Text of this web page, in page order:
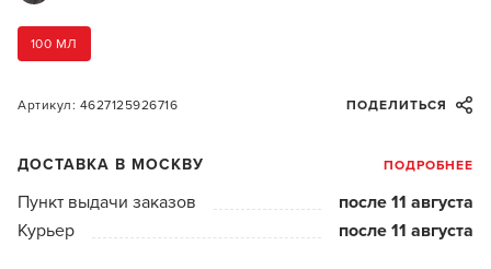
100 МЛ
Артикул: 4627125926716 ПОДЕЛИТЬСЯ
ДОСТАВКА В МОСКВУ ПОДРОБНЕЕ
Пункт выдачи заказов
после 11 августа
Курьер
после 11 августа